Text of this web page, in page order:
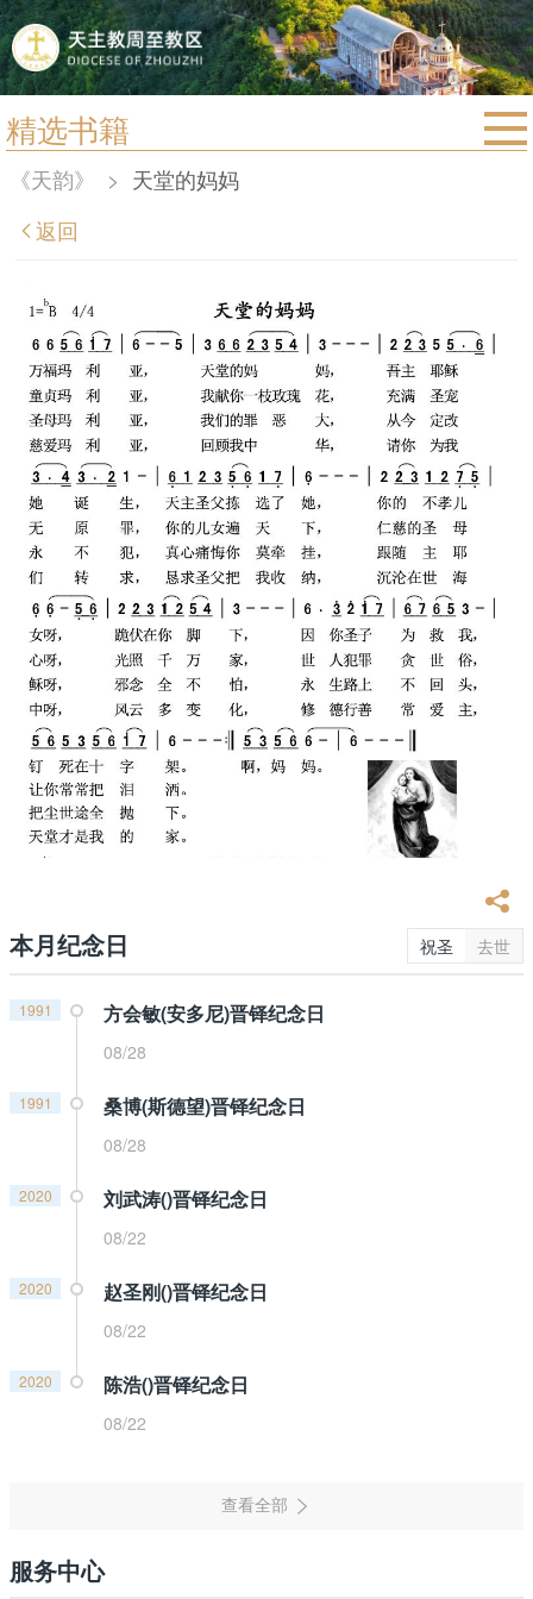
精选书籍
首页
宗教法规
教区简介
信仰文萃
教会圣月
《天韵》 > 天堂的妈妈
返回
本月纪念日 祝圣 去世
1991 方会敏(安多尼)晋铎纪念日
08/28
1991 桑博(斯德望)晋铎纪念日
08/28
2020 刘武涛()晋铎纪念日
08/22
2020 赵圣刚()晋铎纪念日
08/22
2020 陈浩()晋铎纪念日
08/22
服务中心